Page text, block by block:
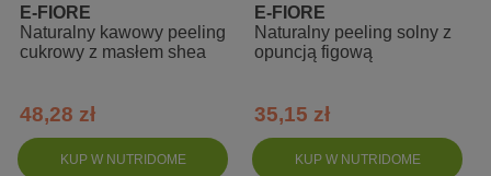
wspomaga regenerację, dodając skórze witalności i blasku
Zalety:
konserwujących
KUP W NUTRIDOME
E-FIORE
Naturalny kawowy peeling
cukrowy z masłem shea
48,28 zł
KUP W NUTRIDOME
E-FIORE
Naturalny peeling solny z
opuncją figową
35,15 zł